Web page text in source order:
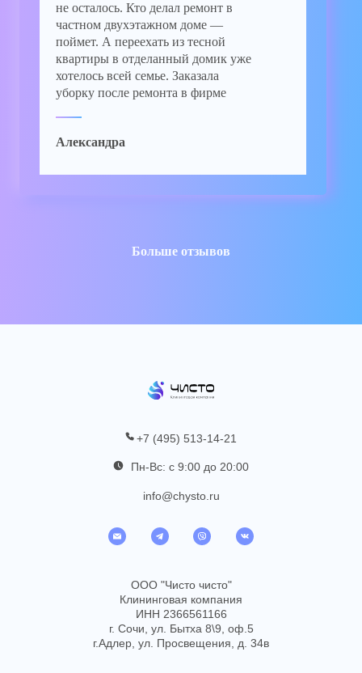
не осталось. Кто делал ремонт в
частном двухэтажном доме —
поймет. А переехать из тесной
квартиры в отделанный домик уже
хотелось всей семье. Заказала
уборку после ремонта в фирме
качественно и, главное, чисто.
Александра
Больше отзывов
+7 (495) 513-14-21
Пн-Вс: с 9:00 до 20:00
info@chysto.ru
ООО "Чисто чисто"
Клининговая компания
ИНН 2366561166
г. Сочи, ул. Бытха 8\9, оф.5
г.Адлер, ул. Просвещения, д. 34в